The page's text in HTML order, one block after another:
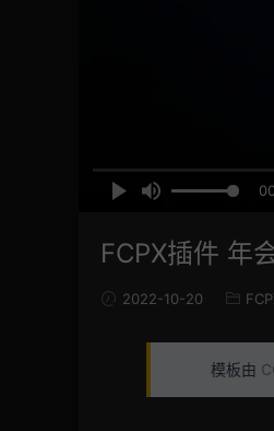
FCPX插件 年
2022-10-20
模板由